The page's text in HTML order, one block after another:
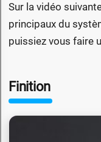
Sur la vidéo
principaux du
puissiez vous faire
Finition